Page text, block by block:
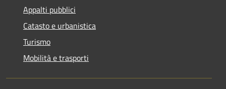
Appalti pubblici
Catasto e urbanistica
Turismo
Mobilità e trasporti